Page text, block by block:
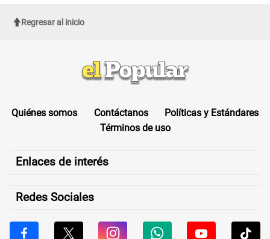
Regresar al inicio
Quiénes somos Contáctanos
Políticas y Estándares
Términos de uso
Enlaces de interés
Redes Sociales